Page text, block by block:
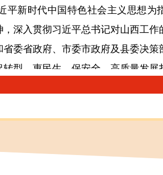
平新时代中国特色社会主义思想为
深入贯彻习近平总书记对山西工作
委省政府、市委市政府及县委决策
型、惠民生、保安全，高质量发展
一般公共预算收入完成30.9亿元，增